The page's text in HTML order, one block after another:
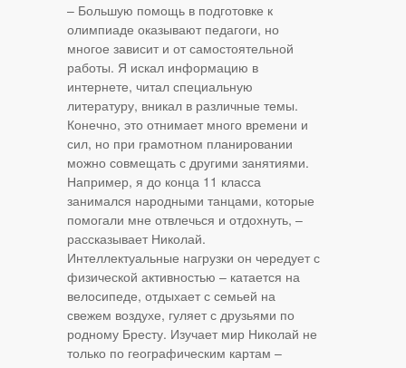
– Большую помощь в подготовке к
олимпиаде оказывают педагоги, но
многое зависит и от самостоятельной
работы. Я искал информацию в
интернете, читал специальную
литературу, вникал в различные темы.
Конечно, это отнимает много времени и
сил, но при грамотном планировании
можно совмещать с другими занятиями.
Например, я до конца 11 класса
занимался народными танцами, которые
помогали мне отвлечься и отдохнуть, –
рассказывает Николай.
Интеллектуальные нагрузки он чередует с
физической активностью – катается на
велосипеде, отдыхает с семьей на
свежем воздухе, гуляет с друзьями по
родному Бресту. Изучает мир Николай не
только по географическим картам –